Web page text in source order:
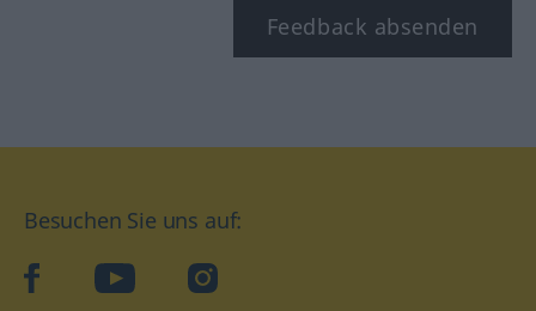
Feedback absenden
Besuchen Sie uns auf:
facebookYouTube Instagram